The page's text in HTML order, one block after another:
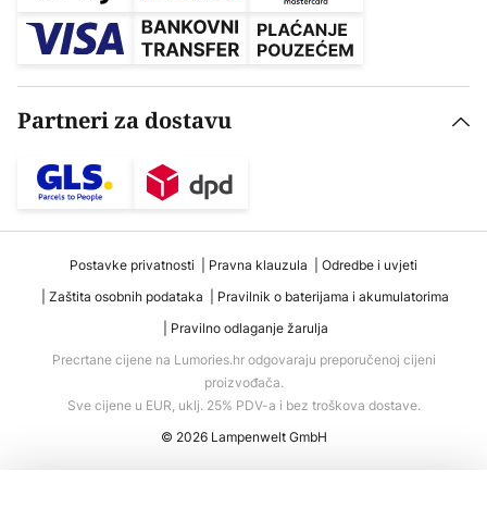
Partneri za dostavu
Postavke privatnosti Pravna klauzula
Odredbe i uvjeti
Zaštita osobnih podataka
Pravilnik o baterijama i akumulatorima
Pravilno odlaganje žarulja
Precrtane cijene na Lumories.hr odgovaraju preporučenoj cijeni
proizvođača.
Sve cijene u EUR, uklj. 25% PDV-a i bez troškova dostave.
© 2026 Lampenwelt GmbH